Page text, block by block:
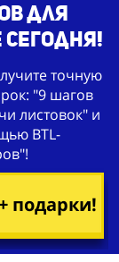
для
точную
"9 шагов
листовок" и
BTL-
подарки!